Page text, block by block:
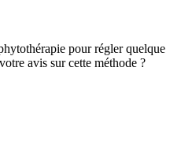
pour régler quelque
avis sur cette méthode ?